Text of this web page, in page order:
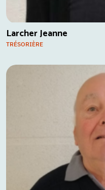
Larcher Jeanne
TRÉSORIÈRE